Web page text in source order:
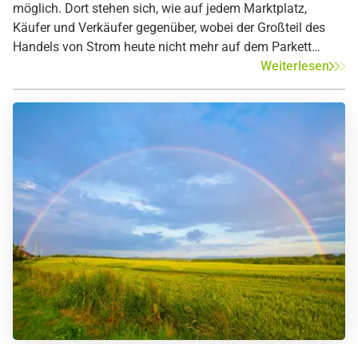
möglich. Dort stehen sich, wie auf jedem Marktplatz,
Käufer und Verkäufer gegenüber, wobei der Großteil des
Handels von Strom heute nicht mehr auf dem Parkett
stattfindet, sondern computergesteuert oder telefonisch
abläuft. Die EPEX SPOT beliefert Deutschland, Frankreich,
Österreich, Belgien, Dänemark, Finnland, Großbritannien,
Luxemburg, die Niederlande, Norwegen, Schweden, Polen
und die Schweiz und nimmt somit eine zentrale Stellung
im europäischen Stromhandel ein. Bis 2009 war der
deutsche Spotmarkt an der Energiebörse in Leipzig (EEX)
beheimatet. Die EXAA ist im Energiehandel in Deutschland
und Österreich aktiv. Seit 2019 handelt die Nord Pool AS
auch in Frankreich, Deutschland, Luxemburg, Belgien,
Österreich und den Niederlanden.
Weiterlesen